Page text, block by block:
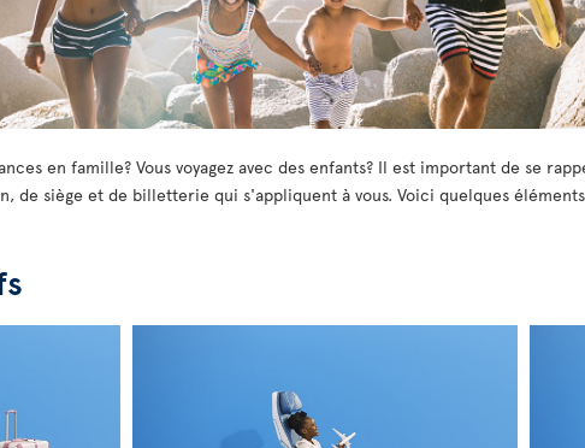
en famille? Vous voyagez avec des enfants? Il est important de se
de siège et de billetterie qui s'appliquent à vous. Voici quelques